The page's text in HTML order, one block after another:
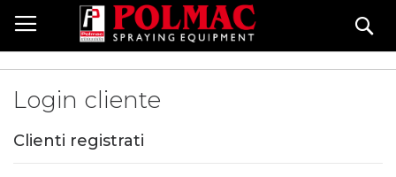
Salta
al
contenuto
Login cliente
Clienti registrati